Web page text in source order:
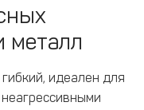
металл
гибкий, идеален для